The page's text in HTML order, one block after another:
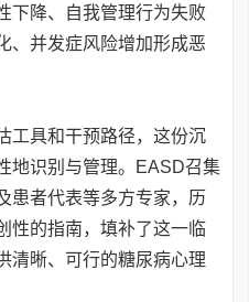
下降、自我管理行为失败
、并发症风险增加形成恶
工具和干预路径，这份沉
地识别与管理。EASD召集
患者代表等多方专家，历
性的指南，填补了这一临
清晰、可行的糖尿病心理